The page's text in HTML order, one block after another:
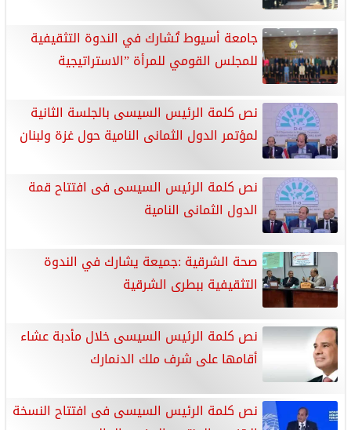
جامعة أسيوط تُشارك في الندوة التثقيفية
للمجلس القومي للمرأة ”الاستراتيجية
نص كلمة الرئيس السيسى بالجلسة الثانية
لمؤتمر الدول الثمانى النامية حول غزة ولبنان
نص كلمة الرئيس السيسى فى افتتاح قمة
الدول الثمانى النامية
صحة الشرقية :جميعة يشارك في الندوة
التثقيفية ببطرى الشرقية
نص كلمة الرئيس السيسى خلال مأدبة عشاء
أقامها على شرف ملك الدنمارك
نص كلمة الرئيس السيسى فى افتتاح النسخة